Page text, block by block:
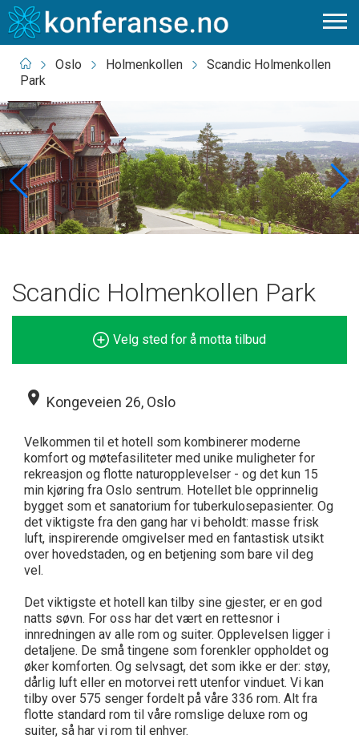
Oslo Holmenkollen
Scandic Holmenkollen
Park
Scandic Holmenkollen Park
Velg sted for å motta tilbud
place Kongeveien 26, Oslo
Velkommen til et hotell som kombinerer moderne
komfort og møtefasiliteter med unike muligheter for
rekreasjon og flotte naturopplevelser - og det kun 15
min kjøring fra Oslo sentrum. Hotellet ble opprinnelig
bygget som et sanatorium for tuberkulosepasienter. Og
det viktigste fra den gang har vi beholdt: masse frisk
luft, inspirerende omgivelser med en fantastisk utsikt
over hovedstaden, og en betjening som bare vil deg
vel.
Det viktigste et hotell kan tilby sine gjester, er en god
natts søvn. For oss har det vært en rettesnor i
innredningen av alle rom og suiter. Opplevelsen ligger i
detaljene. De små tingene som forenkler oppholdet og
øker komforten. Og selvsagt, det som ikke er der: støy,
dårlig luft eller en motorvei rett utenfor vinduet. Vi kan
tilby over 575 senger fordelt på våre 336 rom. Alt fra
flotte standard rom til våre romslige deluxe rom og
suiter, så har vi rom til enhver.